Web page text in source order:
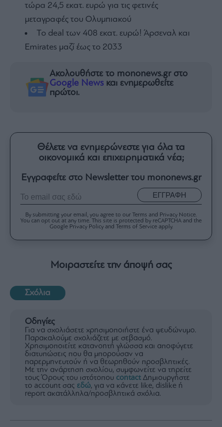
τώρα 24,5 εκατ. ευρώ για τις φετινές
μεταγραφές του Ολυμπιακού
To deal των 408 εκατ. ευρώ! Άρσεναλ και
Emirates μαζί έως το 2033
Ακολουθήστε το mononews.gr στο
Google News και ενημερωθείτε
πρώτοι.
Θέλετε να ενημερώνεστε για όλα τα
οικονομικά και επιχειρηματικά νέα;
Εγγραφείτε στο Newsletter του mononews.gr
ΕΓΓΡΑΦΗ
By submitting your email, you agree to our Terms and Privacy Notice.
You can opt out at any time. This site is protected by reCAPTCHA and the
Google Privacy Policy and Terms of Service apply.
Μοιραστείτε την άποψή σας
Σχόλια
Οδηγίες
Για να σχολιάσετε χρησιμοποιήστε ένα ψευδώνυμο.
Παρακαλούμε σχολιάζετε με σεβασμό.
Χρησιμοποιείτε κατανοητή γλώσσα και αποφύγετε
διατυπώσεις που θα μπορούσαν να
παρερμηνευτούν ή να θεωρηθούν προσβλητικές.
Με την ανάρτηση σχολίου, συμφωνείτε να τηρείτε
τους Όρους του ιστότοπου contactΔημιουργήστε
το account σας εδώ, για να κάνετε like, dislike ή
report ακατάλληλα/προσβλητικά σχόλια.